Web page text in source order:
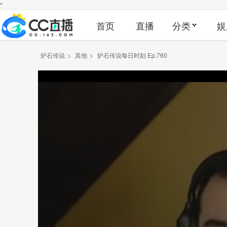
"
首页 直播 分类
炉石传说 > 其他 > 炉石传说每日时刻 Ep.760